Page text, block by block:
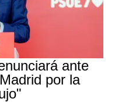
ante
por la